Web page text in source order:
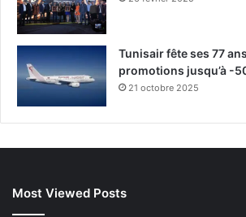
Tunisair fête ses 77
promotions jusqu’à -
21 octobre 2025
Most Viewed Posts